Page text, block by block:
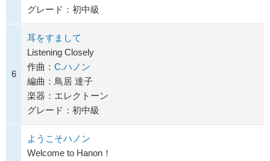
グレード：初中級
6
耳をすまして
Listening Closely
作曲： C.ハノン
編曲：鳥居 達子
楽器：エレクトーン
グレード：初中級
ようこそハノン
Welcome to Hanon！